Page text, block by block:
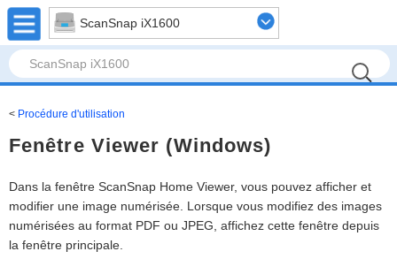
ScanSnap iX1600
Procédure d'utilisation
Fenêtre Viewer (Windows)
Dans la fenêtre ScanSnap Home Viewer, vous pouvez afficher et
modifier une image numérisée. Lorsque vous modifiez des images
numérisées au format PDF ou JPEG, affichez cette fenêtre depuis
la fenêtre principale.